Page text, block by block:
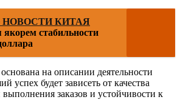
НОВОСТИ КИТАЯ
стабильности
на описании деятельности
успех будет зависеть от качества
заказов и устойчивости к